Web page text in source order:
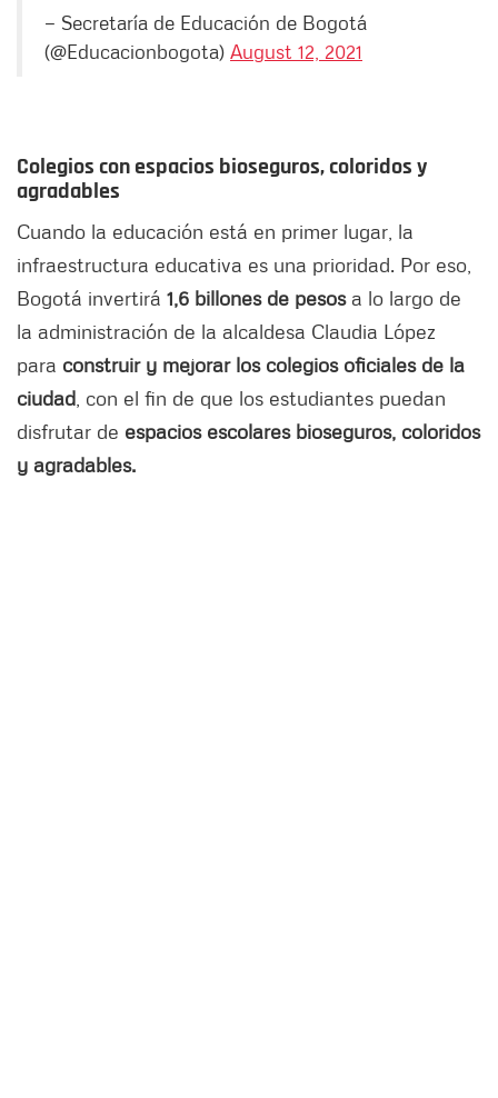
— Secretaría de Educación de Bogotá
(@Educacionbogota) August 12, 2021
Colegios con espacios bioseguros, coloridos y
agradables
Cuando la educación está en primer lugar, la
infraestructura educativa es una prioridad. Por eso,
Bogotá invertirá 1,6 billones de pesosa lo largo de
la administración de la alcaldesa Claudia López
para construir y mejorar los colegios oficiales de la
ciudad , con el fin de que los estudiantes puedan
disfrutar de espacios escolares bioseguros, coloridos
y agradables.